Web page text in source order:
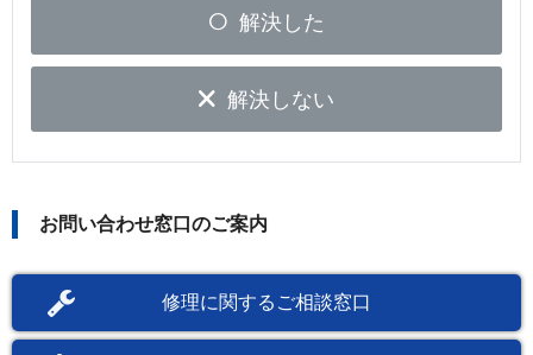
解決した
解決しない
お問い合わせ窓口のご案内
修理に関するご相談窓口